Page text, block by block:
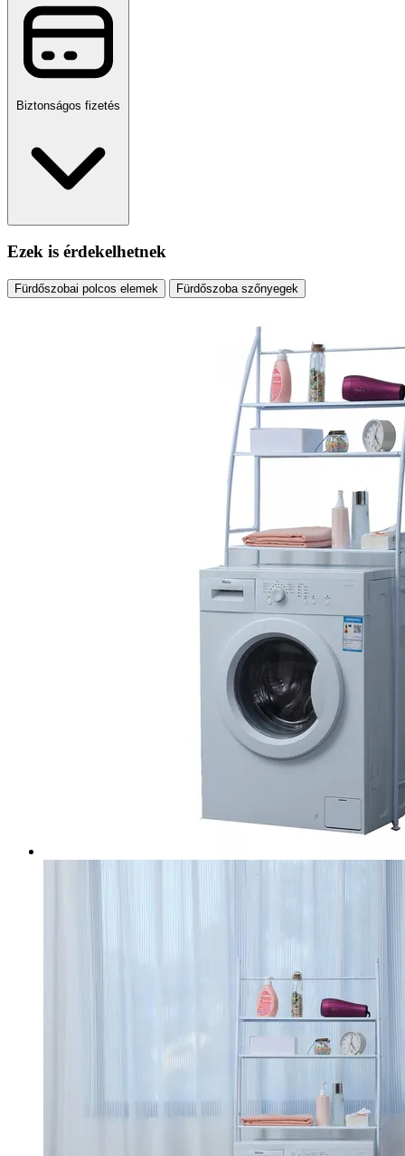
Biztonságos fizetés
Ezek is érdekelhetnek
Fürdőszobai polcos elemek Fürdőszoba szőnyegek